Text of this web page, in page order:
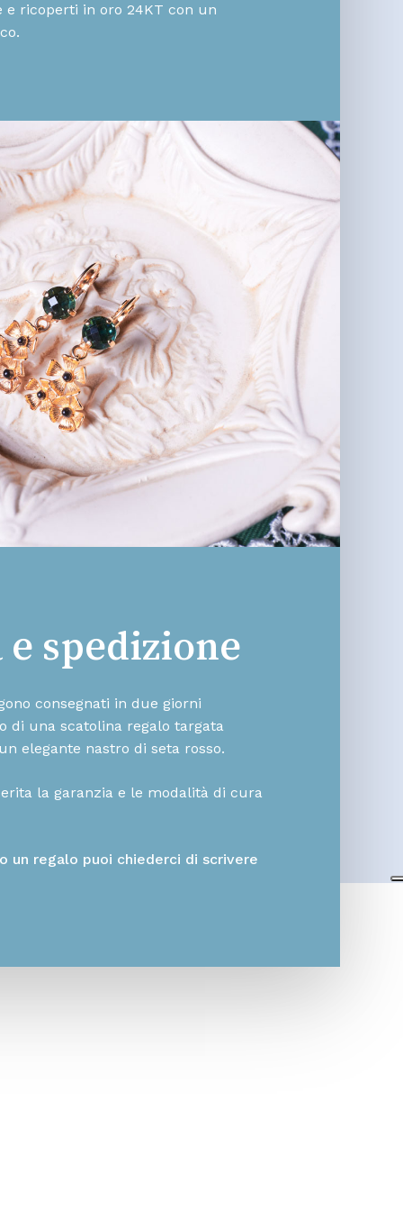
e ricoperti in oro 24KT con un
e spedizione
consegnati in due giorni
di una scatolina regalo targata
elegante nastro di seta rosso.
la garanzia e le modalità di cura
un regalo puoi chiederci di scrivere